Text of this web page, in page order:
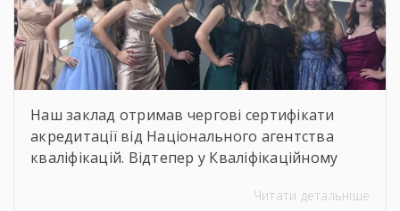
Наш заклад отримав чергові сертифікати
акредитації від Національного агентства
кваліфікацій. Відтепер у Кваліфікаційному
професійні кваліфікації, що відповідають
Читати детальніше